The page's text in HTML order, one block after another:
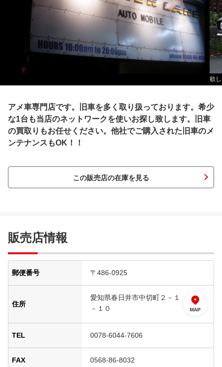
欲
アメ車専門店です。旧車を多く取り扱っております。希少
な1台も当店のネットワークを使いお探し致します。旧車
の買取りもお任せください。他社でご購入された旧車のメ
ンテナンスもOK！！
この販売店の在庫を見る
販売店情報
郵便番号 〒486-0925
住所
愛知県春日井市中切町２－１
－１０
MAP
TEL 0078-6044-7606
FAX 0568-86-8032